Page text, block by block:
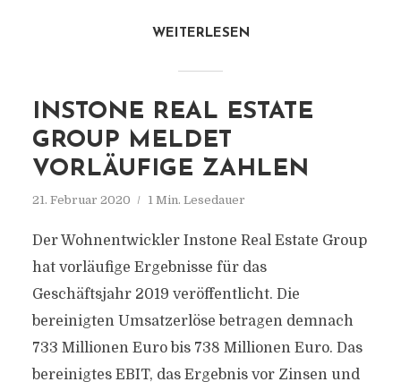
WEITERLESEN
INSTONE REAL ESTATE
GROUP MELDET
VORLÄUFIGE ZAHLEN
21. Februar 2020 1 Min. Lesedauer
Der Wohnentwickler Instone Real Estate Group
hat vorläufige Ergebnisse für das
Geschäftsjahr 2019 veröffentlicht. Die
bereinigten Umsatzerlöse betragen demnach
733 Millionen Euro bis 738 Millionen Euro. Das
bereinigtes EBIT, das Ergebnis vor Zinsen und